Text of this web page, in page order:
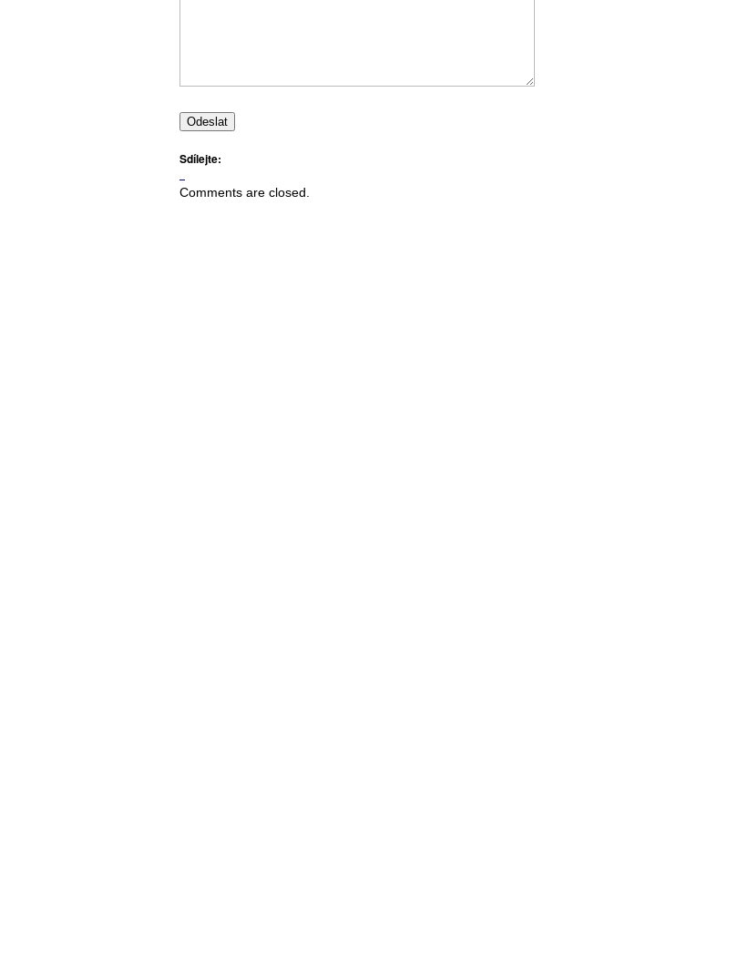
Sdílejte:
Comments are closed.